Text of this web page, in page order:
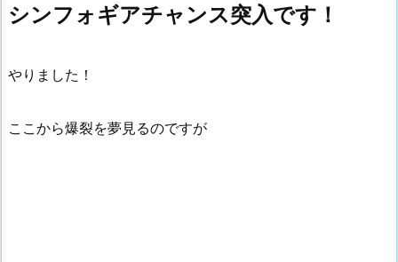
シンフォギアチャンス突入です！
やりました！
ここから爆裂を夢見るのですが